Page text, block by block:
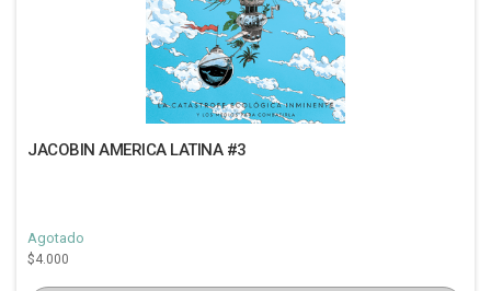
JACOBIN AMERICA LATINA #3
Agotado
$4.000